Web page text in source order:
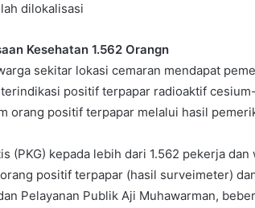
dilokalisasi
Kesehatan 1.562 Orangn
sekitar lokasi cemaran mendapat
positif terpapar radioaktif
orang positif terpapar melalui hasil
(PKG) kepada lebih dari 1.562 pekerja
positif terpapar (hasil surveimeter)
Pelayanan Publik Aji Muhawarman,